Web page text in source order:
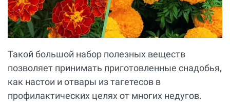
Такой большой набор полезных веществ
позволяет принимать приготовленные снадобья,
как настои и отвары из тагетесов в
профилактических целях от многих недугов.